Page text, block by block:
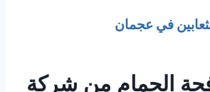
في عجمان
الحمام من شركة